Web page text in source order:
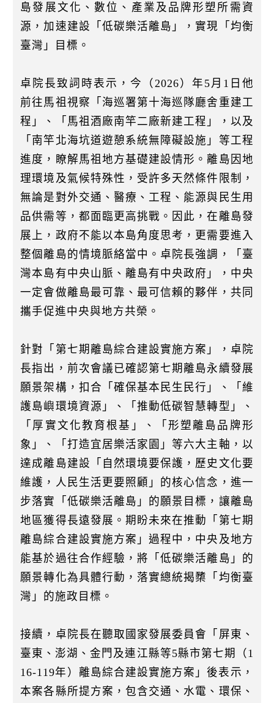
島發展文化、數位、產業及品牌形塑所需資
源，加速建設「低碳樂活離島」，實現「均衡
臺灣」目標。
卓院長致詞時表示，今（2026）年5月1日他
前往馬祖視察「海巡署第十海巡隊廳舍重建工
程」、「馬祖酒廠南竿二廠新建工程」，以及
「南竿北海坑道遊憩系統無障礙設施」等工程
進度，瞭解馬祖地方基礎建設情形。離島因地
理環境及氣候特殊性，受許多天然條件限制，
無論是對外交通、醫療、工程、能源與民生用
品供需等，都面臨更高挑戰。因此，在離島發
展上，政府不能以本島角度思考，更需要進入
整個離島的情境脈絡當中。卓院長強調，「臺
灣本島有中央山脈、離島有中央政府」，中央
一定會做離島最可靠、最可信賴的夥伴，共同
攜手促進中央與地方共榮。
針對「第七期離島綜合建設實施方案」，卓院
長指出，前次會議已確認第七期離島永續發展
願景架構，扣合「確保基本民生民行」、「維
護島嶼環境資源」、「推動低碳智慧轉型」、
「厚實文化教育根基」、「形塑離島品牌形
象」、「打造宜居樂活家園」等六大主軸，以
達成離島建設「自然環境要保護，歷史文化要
維護，人民生活更要照顧」的核心信念，進一
步落實「低碳樂活離島」的願景目標，讓離島
地區獲得長遠發展。期盼未來在推動「第七期
離島綜合建設實施方案」過程中，中央及地方
能基於過往合作經驗，將「低碳樂活離島」的
願景轉化為具體行動，落實總統揭櫫「均衡臺
灣」的施政目標。
接續，卓院長在聽取國家發展委員會「屏東、
臺東、澎湖、金門及連江縣等5縣市第七期（1
16-119年）離島綜合建設實施方案」後表示，
本案各縣所提方案，包含交通、水電、環保、